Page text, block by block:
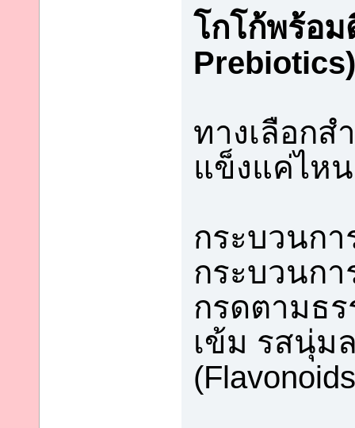
โกโก้พร้อม
Prebiotics)
ทางเลือก
แข็งแค่ไห
กระบวนก
กระบวนกา
กรดตามธร
เข้ม รสนุ่ม